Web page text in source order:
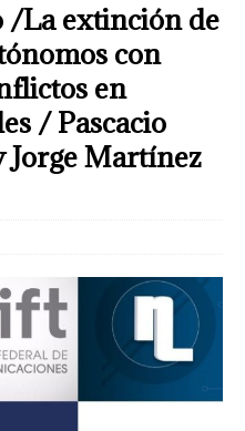
/La extinción de
con
en
/ Pascacio
Jorge Martínez